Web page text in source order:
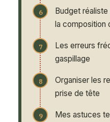
Budget
la composition
Les erreurs
gaspillage
Organiser les
prise de tête
Mes astuces